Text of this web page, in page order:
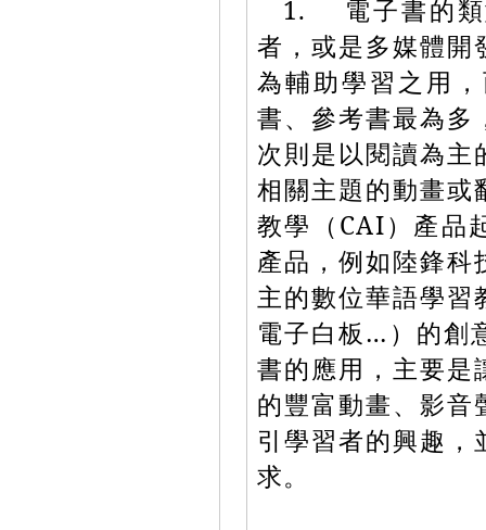
1. 電子書的類
者，或是多媒體開
為輔助學習之用
書、參考書最為多
次則是以閱讀為主
相關主題的動畫或
教學（CAI）產品
產品，例如陸鋒科
主的數位華語學習
電子白板…）的創
書的應用，主要是
的豐富動畫、影音
引學習者的興趣
求。